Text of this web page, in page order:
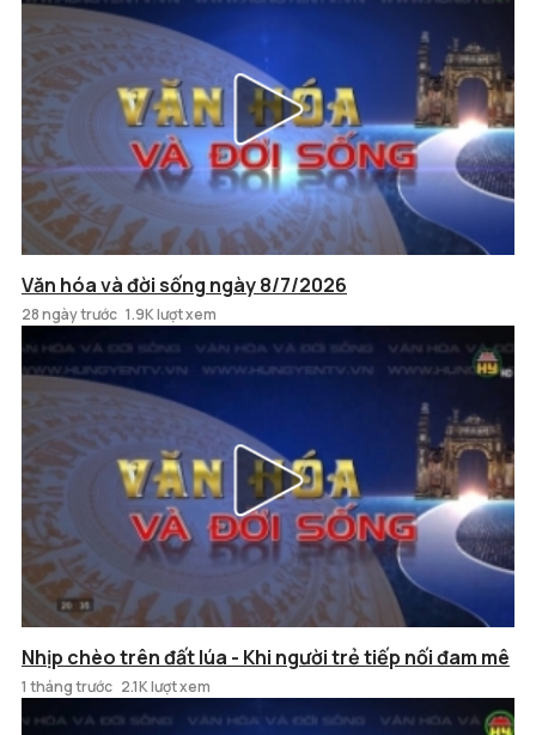
Văn hóa và đời sống ngày 8/7/2026
28 ngày trước 1.9K lượt xem
Nhịp chèo trên đất lúa - Khi người trẻ tiếp nối đam mê
1 tháng trước 2.1K lượt xem